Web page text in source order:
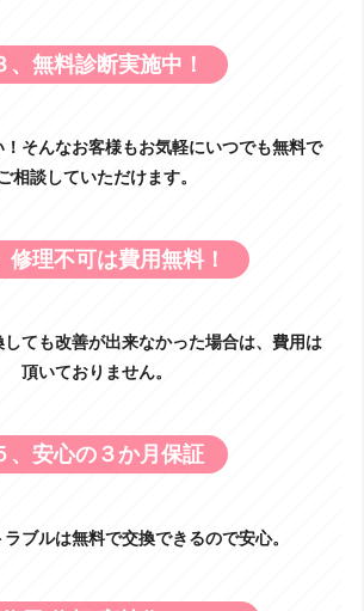
、無料診断実施中！
！そんなお客様もお気軽にいつでも無料で
相談していただけます。
修理不可は費用無料！
ても改善が出来なかった場合は、費用は
頂いておりません。
、安心の３か月保証
ブルは無料で交換できるので安心。